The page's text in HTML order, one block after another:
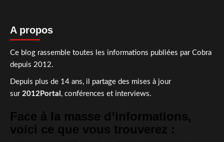
A propos
Ce blog rassemble toutes les informations publiées par Cobra
depuis 2012.
Depuis plus de 14 ans, il partage des mises à jour
sur 2012Portal , conférences et interviews.
Face à la masse d’informations,
voici ce que vous trouverez :